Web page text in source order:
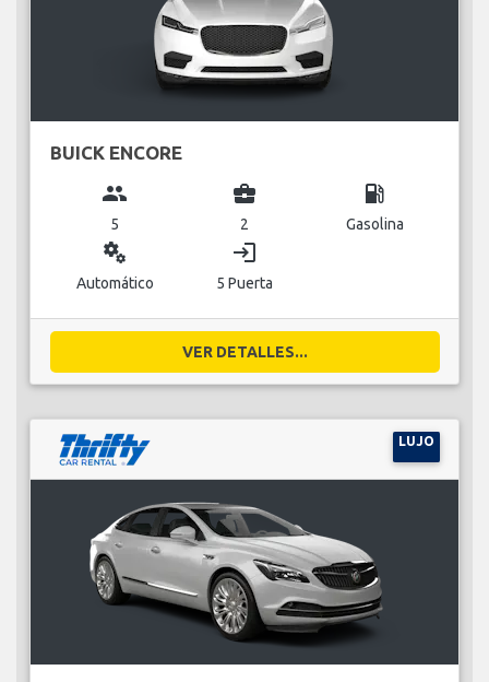
BUICK ENCORE
group
5
business_center
2
local_gas_station
Gasolina
miscellaneous_services
Automático
login
5 Puerta
VER DETALLES...
LUJO